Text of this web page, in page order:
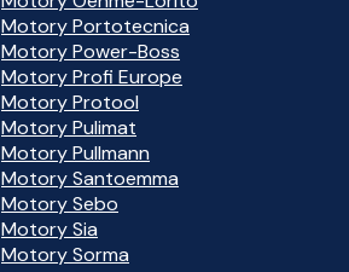
Motory Portotecnica
Motory Power-Boss
Motory Profi Europe
Motory Protool
Motory Pulimat
Motory Pullmann
Motory Santoemma
Motory Sebo
Motory Sia
Motory Sorma